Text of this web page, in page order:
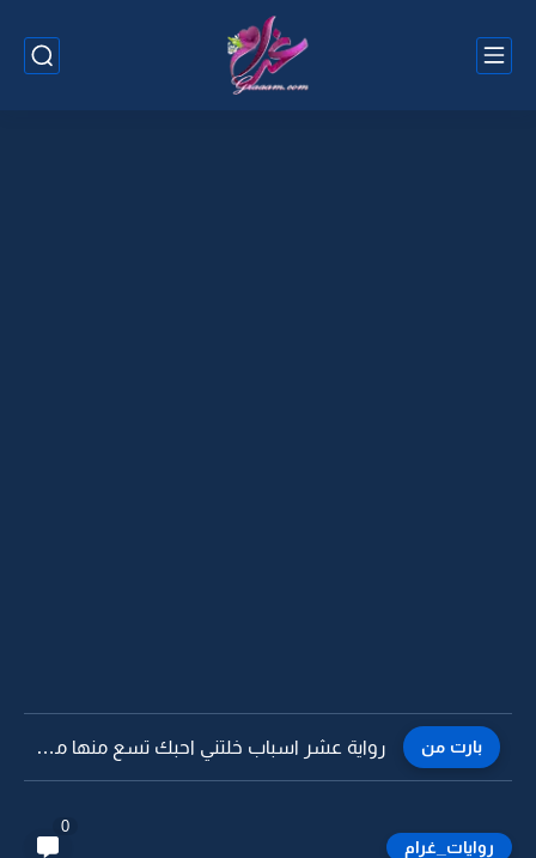
بارت من رواية عشر اسباب خلتني احبك تسع منها مدري ليش -30
روايات_غرام
0